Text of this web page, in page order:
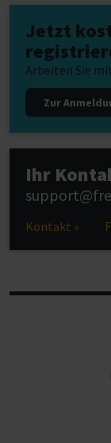
Jetzt
Arbeiten Sie
Zur
Ihr
Kontakt »